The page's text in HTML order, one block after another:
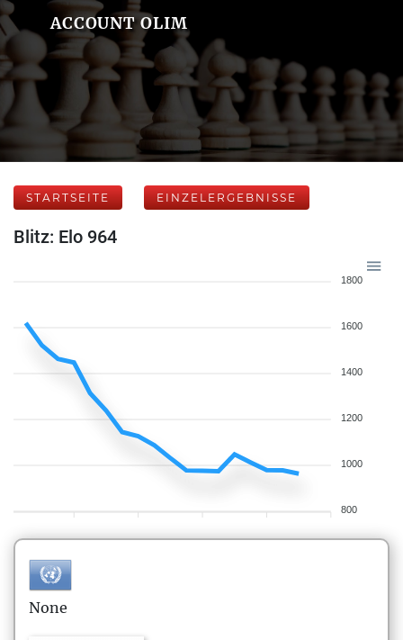
ACCOUNT OLIM
STARTSEITE EINZELERGEBNISSE
Blitz: Elo 964
1800
1600
1400
1200
1000
800
None